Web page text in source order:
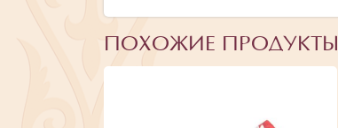
ПОХОЖИЕ ПРОДУКТЫ